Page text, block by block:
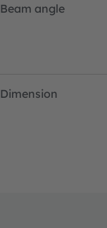
Beam angle
Dimension